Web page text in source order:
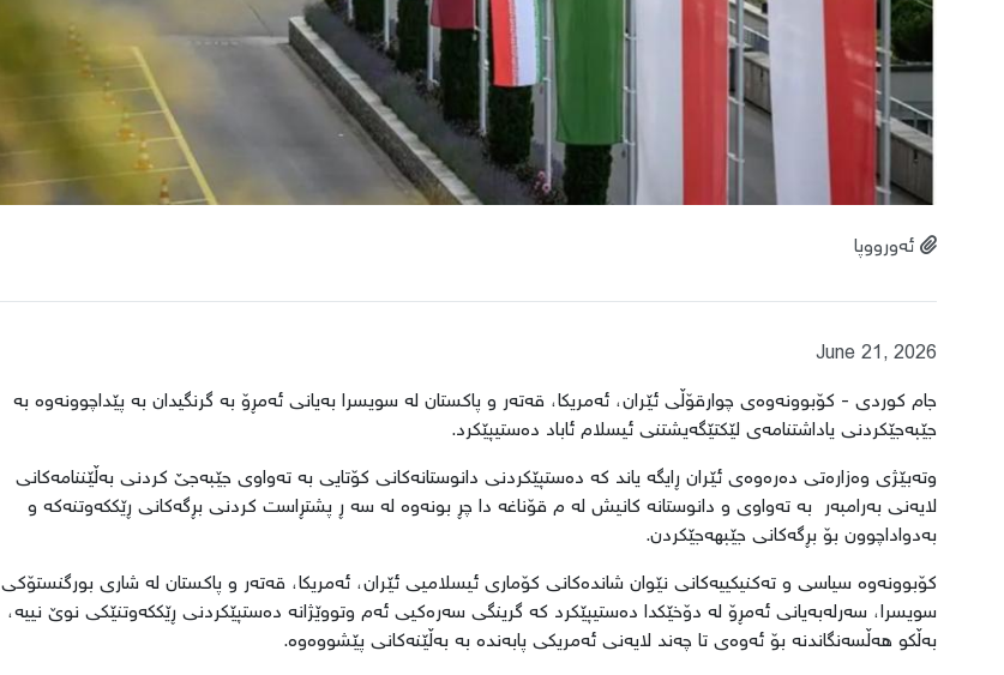
ئەورووپا
June 21, 2026
جام کوردی - کۆبوونەوەی چوارقۆڵی ئێران، ئەمریکا، قەتەر و پاکستان لە سویسرا بەیانی ئەمڕۆ بە گرنگیدان بە پێداچوونەوە بە
جێبەجێکردنی یاداشتنامەی لێکتێگەیشتنی ئیسلام ئاباد دەستیپێکرد.
وتەبێژی وەزارەتی دەرەوەی ئێران ڕایگه یاند که دەستپێکردنی دانوستانەکانی کۆتایی به تەواوی جێبەجێ کردنی بەڵێننامەکانی
لایەنی بەرامبەر به تەواوی و دانوستانه کانیش له م قۆناغه دا چڕ بونەوه له سه ڕ پشتڕاست کردنی بڕگەکانی ڕێککەوتنەکه و
بەدواداچوون بۆ بڕگەکانی جێبهەجێکردن.
کۆبوونەوە سیاسی و تەکنیکییەکانی نێوان شاندەکانی کۆماری ئیسلامیی ئێران، ئەمریکا، قەتەر و پاکستان لە شاری بورگنستۆکی
سویسرا، سەرلەبەیانی ئەمڕۆ لە دۆخێکدا دەستیپێکرد کە گرینگی سەرەکیی ئەم وتووێژانە دەستپێکردنی ڕێککەوتنێکی نوێ نییە،
بەڵکو هەڵسەنگاندنە بۆ ئەوەی تا چەند لایەنی ئەمریکی پابەندە بە بەڵێنەکانی پێشووەوە.